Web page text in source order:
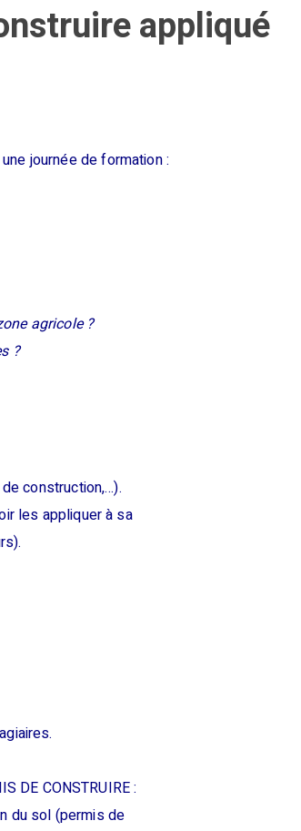
appliqué
journée de formation :
agricole ?
?
construction,…).
les appliquer à sa
DE CONSTRUIRE :
du sol (permis de